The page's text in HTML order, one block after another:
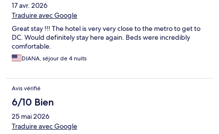
17 avr. 2026
Traduire avec Google
Great stay !!! The hotel is very very close to the metro to get to
DC. Would definitely stay here again. Beds were incredibly
comfortable.
DIANA, séjour de 4 nuits
Avis vérifié
6/10 Bien
25 mai 2026
Traduire avec Google